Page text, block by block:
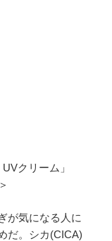
クリーム」
が気になる人に
だ。シカ(CICA)